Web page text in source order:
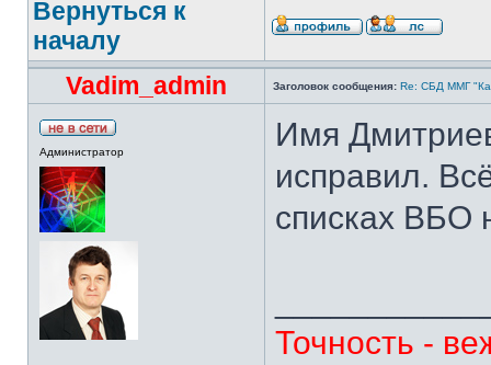
Вернуться к
началу
Vadim_admin
Заголовок сообщения: Re: СБД ММГ
Администратор
Имя
исправил.
списках ВБО
Точность -